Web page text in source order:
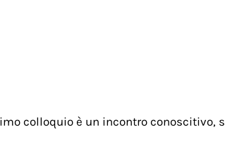
colloquio è un incontro conoscitivo,